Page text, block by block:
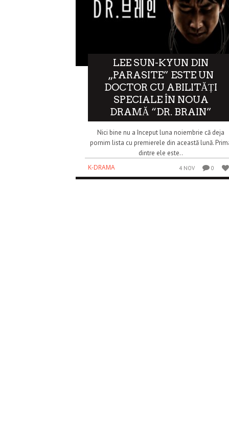
LEE SUN-KYUN DIN
„PARASITE” ESTE UN
DOCTOR CU ABILITĂȚI
SPECIALE ÎN NOUA
DRAMĂ “DR. BRAIN”
Nici bine nu a început luna noiembrie că deja
pornim lista cu premierele din această lună.
dintre ele este..
K-DRAMA
4 NOV 0